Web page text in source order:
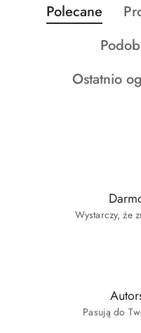
Pomiń karuzelę
Produkty
o
Polecane
Produkty
Ostatnio
Wystarczy, że
Pasują do